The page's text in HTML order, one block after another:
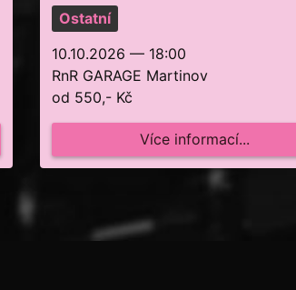
Ostatní
10.10.2026 — 18:00
RnR GARAGE Martinov
od 550,- Kč
Více informací...